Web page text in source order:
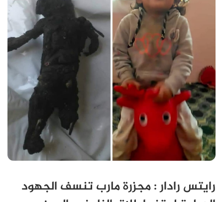
رايتس رادار : مجزرة مارب تنسف الجهود